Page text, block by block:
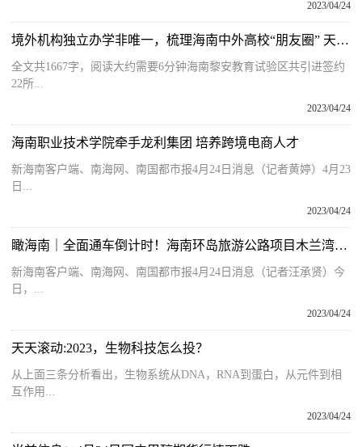
2023/04/24
境外机构独立办学非唯一，梳理海南中外高校“朋友圈” 天天快资讯
全文共1667字，阅读大约需要6分钟海南黎安教育试验区共引进签约
22所...
2023/04/24
海南职业技术学院牵手龙利集团 培养跨境电商人才
新海南客户端、南海网、南国都市报4月24日消息（记者黄婷）4月23
日...
2023/04/24
瞰海南｜全面通车倒计时！海南环岛旅游公路项目木兰湾段沥青上面层铺设完成-每日快看
新海南客户端、南海网、南国都市报4月24日消息（记者汪承贤）今
日，...
2023/04/24
天天滚动:2023，生物科技怎么投？
从上面三条分析看出，生物系统从DNA，RNA到蛋白，从元件到相
互作用...
2023/04/24